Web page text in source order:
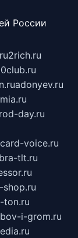
России
2rich.ru
adonyev.ru
day.ru
card-voice.ru
tlt.ru
shop.ru
ton.ru
i-grom.ru